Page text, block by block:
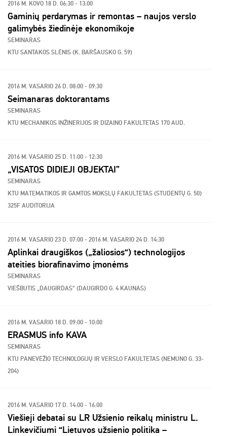
2016 M. KOVO 18 D. 06:30 - 13:00
Gaminių perdarymas ir remontas – naujos verslo
galimybės žiedinėje ekonomikoje
SEMINARAS
KTU SANTAKOS SLĖNIS (K. BARŠAUSKO G. 59)
2016 M. VASARIO 26 D. 08:00 - 09:30
Seimanaras doktorantams
SEMINARAS
KTU MECHANIKOS INŽINERIJOS IR DIZAINO FAKULTETAS 170 AUD.
2016 M. VASARIO 25 D. 11:00 - 12:30
„VISATOS DIDIEJI OBJEKTAI”
SEMINARAS
KTU MATEMATIKOS IR GAMTOS MOKSLŲ FAKULTETAS (STUDENTŲ G. 50)
325F AUDITORIJA
2016 M. VASARIO 23 D. 07:00 - 2016 M. VASARIO 24 D. 14:30
Aplinkai draugiškos („žaliosios“) technologijos
ateities biorafinavimo įmonėms
SEMINARAS
VIEŠBUTIS „DAUGIRDAS“ (DAUGIRDO G. 4 KAUNAS)
2016 M. VASARIO 18 D. 09:00 - 10:00
ERASMUS info KAVA
SEMINARAS
KTU PANEVĖŽIO TECHNOLOGIJŲ IR VERSLO FAKULTETAS (NEMUNO G. 33-
204)
2016 M. VASARIO 17 D. 14:00 - 16:00
Viešieji debatai su LR Užsienio reikalų ministru L.
Linkevičiumi “Lietuvos užsienio politika –